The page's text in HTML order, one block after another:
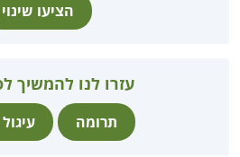
הציעו שינוי
עזרו לנו להמשיך
תרומה